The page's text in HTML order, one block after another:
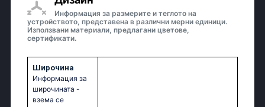
Информация за размерите и теглото на
устройството, представена в различни мерни единици.
Използвани материали, предлагани цветове,
сертификати.
Широчина
Информация за
широчината -
взема се